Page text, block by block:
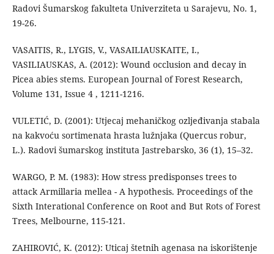
Radovi Šumarskog fakulteta Univerziteta u Sarajevu, No. 1,
19-26.
VASAITIS, R., LYGIS, V., VASAILIAUSKAITE, I.,
VASILIAUSKAS, A. (2012): Wound occlusion and decay in
Picea abies stems. European Journal of Forest Research,
Volume 131, Issue 4 , 1211-1216.
VULETIĆ, D. (2001): Utjecaj mehaničkog ozljeđivanja stabala
na kakvoću sortimenata hrasta lužnjaka (Quercus robur,
L.). Radovi šumarskog instituta Jastrebarsko, 36 (1), 15–32.
WARGO, P. M. (1983): How stress predisponses trees to
attack Armillaria mellea - A hypothesis. Proceedings of the
Sixth Interational Conference on Root and But Rots of Forest
Trees, Melbourne, 115-121.
ZAHIROVIĆ, K. (2012): Uticaj štetnih agenasa na iskorištenje